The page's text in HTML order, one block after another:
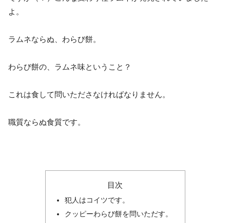
よ。
ラムネならぬ、わらび餅。
わらび餅の、ラムネ味ということ？
これは食して問いたださなければなりません。
職質ならぬ食質です。
目次
犯人はコイツです。
クッピーわらび餅を問いただす。